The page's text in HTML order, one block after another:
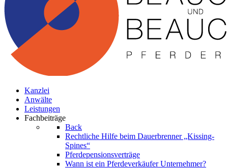
Kanzlei
Anwälte
Leistungen
Fachbeiträge
Back
Rechtliche Hilfe beim Dauerbrenner „Kissing-
Spines“
Pferdepensionsverträge
Wann ist ein Pferdeverkäufer Unternehmer?